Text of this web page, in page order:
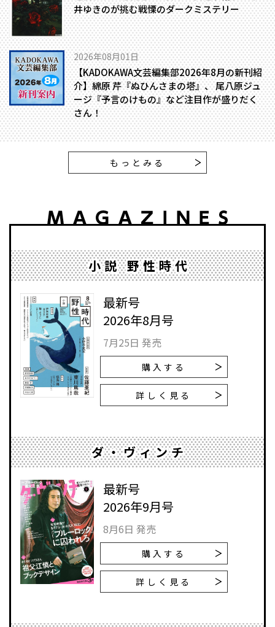
井ゆきのが挑む戦慄のダークミステリー
2026年08月01日
【KADOKAWA文芸編集部2026年8月の新刊紹
介】綿原 芹『ぬひんさまの塔』、 尾八原ジュ
ージ『予言のけもの』など注目作が盛りだく
さん！
もっとみる
小説 野性時代
最新号
2026年8月号
7月25日 発売
購入する
詳しく見る
ダ・ヴィンチ
最新号
2026年9月号
8月6日 発売
購入する
詳しく見る